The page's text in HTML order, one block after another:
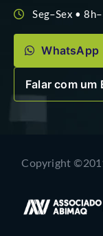
Seg–Sex •
WhatsApp
Falar com um
Copyright